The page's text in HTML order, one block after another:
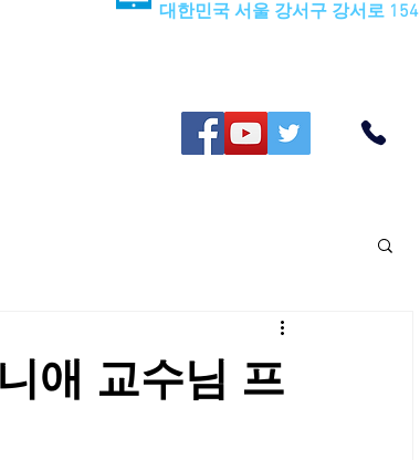
​대한민국 서울 강서구 강서로 154
애 교수님 프